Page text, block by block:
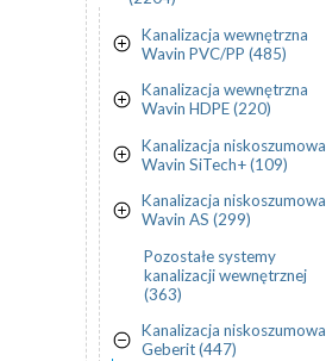
Kanalizacja wewnętrzna
Wavin PVC/PP (485)
Kanalizacja wewnętrzna
Wavin HDPE (220)
Kanalizacja niskoszumowa
Wavin SiTech+ (109)
Kanalizacja niskoszumowa
Wavin AS (299)
Pozostałe systemy
kanalizacji wewnętrznej
(363)
Kanalizacja niskoszumowa
Geberit (447)